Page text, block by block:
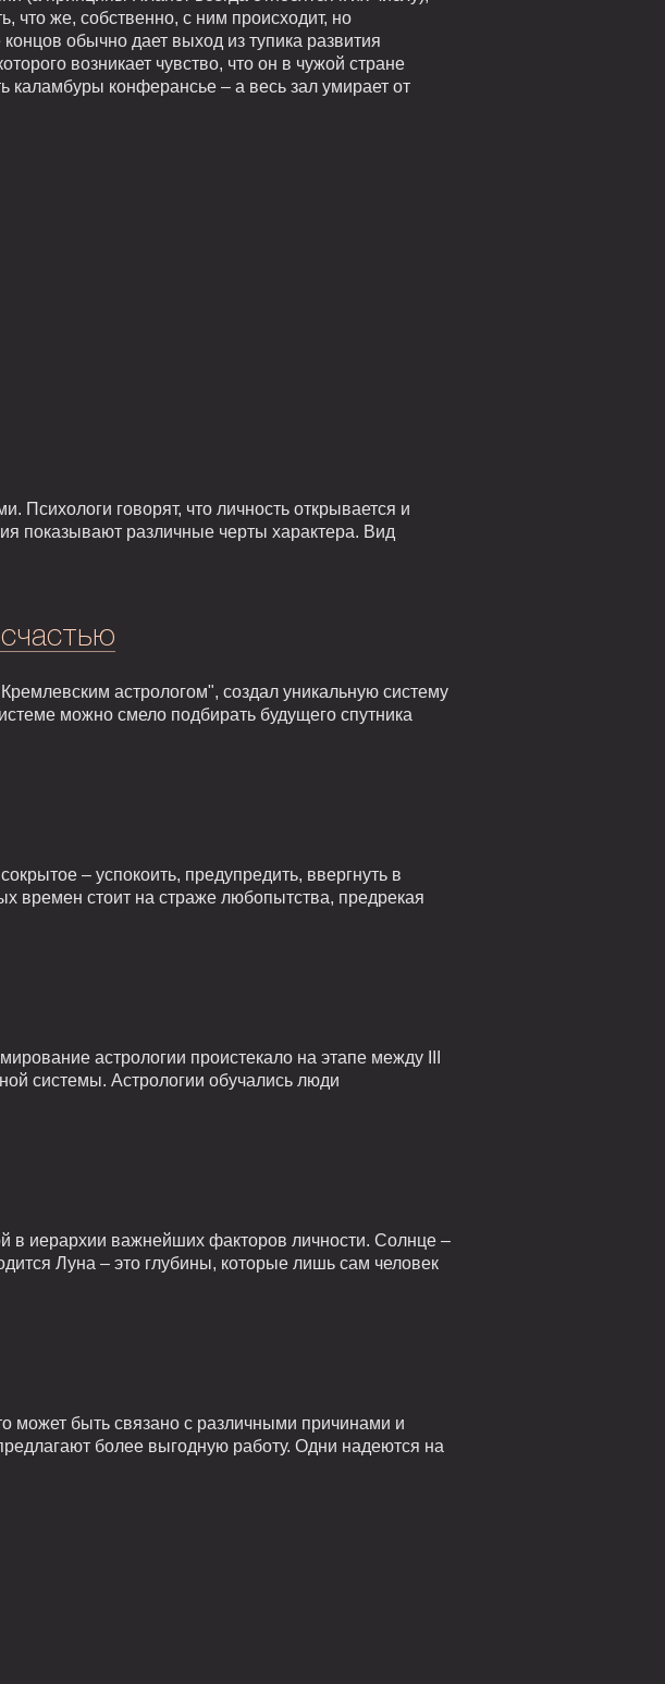
что же, собственно, с ним происходит, но
обычно дает выход из тупика развития
возникает чувство, что он в чужой стране
каламбуры конферансье – а весь зал умирает от
говорят, что личность открывается и
показывают различные черты характера. Вид
астрологом", создал уникальную систему
можно смело подбирать будущего спутника
– успокоить, предупредить, ввергнуть в
времен стоит на страже любопытства, предрекая
астрологии проистекало на этапе между III
системы. Астрологии обучались люди
в иерархии важнейших факторов личности. Солнце –
Луна – это глубины, которые лишь сам человек
может быть связано с различными причинами и
более выгодную работу. Одни надеются на